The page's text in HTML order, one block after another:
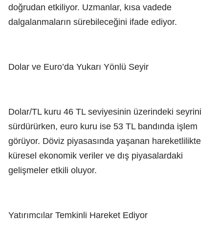
doğrudan etkiliyor. Uzmanlar, kısa vadede
dalgalanmaların sürebileceğini ifade ediyor.
Dolar ve Euro’da Yukarı Yönlü Seyir
Dolar/TL kuru 46 TL seviyesinin üzerindeki seyrini
sürdürürken, euro kuru ise 53 TL bandında işlem
görüyor. Döviz piyasasında yaşanan hareketlilikte
küresel ekonomik veriler ve dış piyasalardaki
gelişmeler etkili oluyor.
Yatırımcılar Temkinli Hareket Ediyor